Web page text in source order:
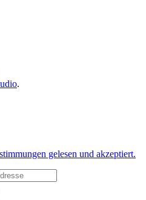
.
gelesen und akzeptiert.